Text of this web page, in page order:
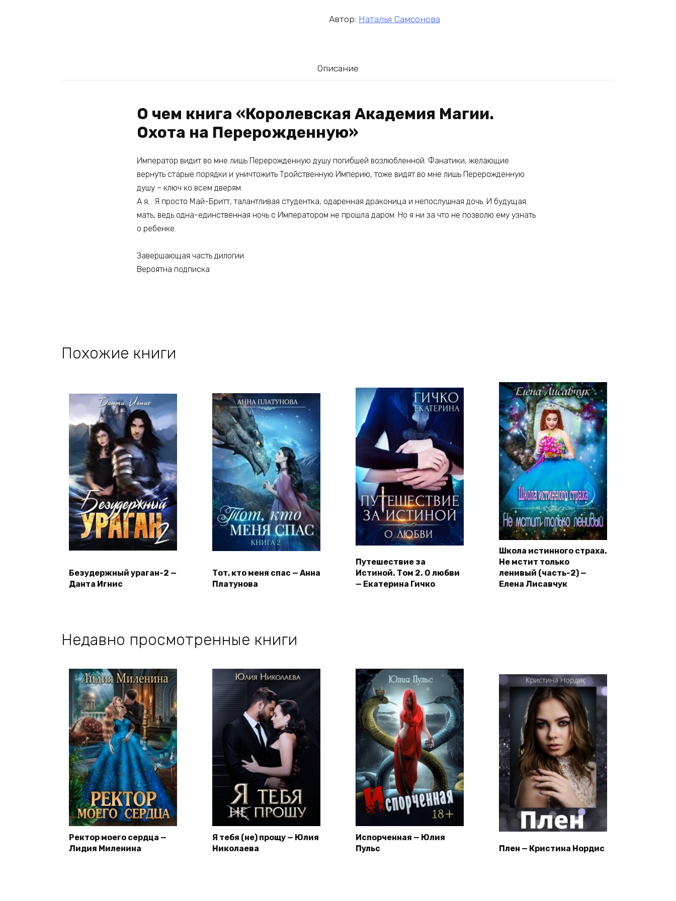
Автор: Наталья Самсонова
Описание
О чем книга «Королевская Академия Магии.
Охота на Перерожденную»
Император видит во мне лишь Перерожденную душу погибшей возлюбленной. Фанатики, желающие
вернуть старые порядки и уничтожить Тройственную Империю, тоже видят во мне лишь Перерожденную
душу – ключ ко всем дверям.
А я… Я просто Май-Бритт, талантливая студентка, одаренная драконица и непослушная дочь. И будущая
мать, ведь одна-единственная ночь с Императором не прошла даром. Но я ни за что не позволю ему узнать
о ребенке.
Завершающая часть дилогии
Вероятна подписка
Похожие книги
Безудержный ураган-2 —
Данта Игнис
Тот, кто меня спас — Анна
Платунова
Путешествие за
Истиной. Том 2. О любви
— Екатерина Гичко
Школа истинного страха.
Не мстит только
ленивый (часть-2) —
Елена Лисавчук
Недавно просмотренные книги
Ректор моего сердца —
Лидия Миленина
Я тебя (не) прощу — Юлия
Николаева
Испорченная — Юлия
Пульс
Плен — Кристина Нордис